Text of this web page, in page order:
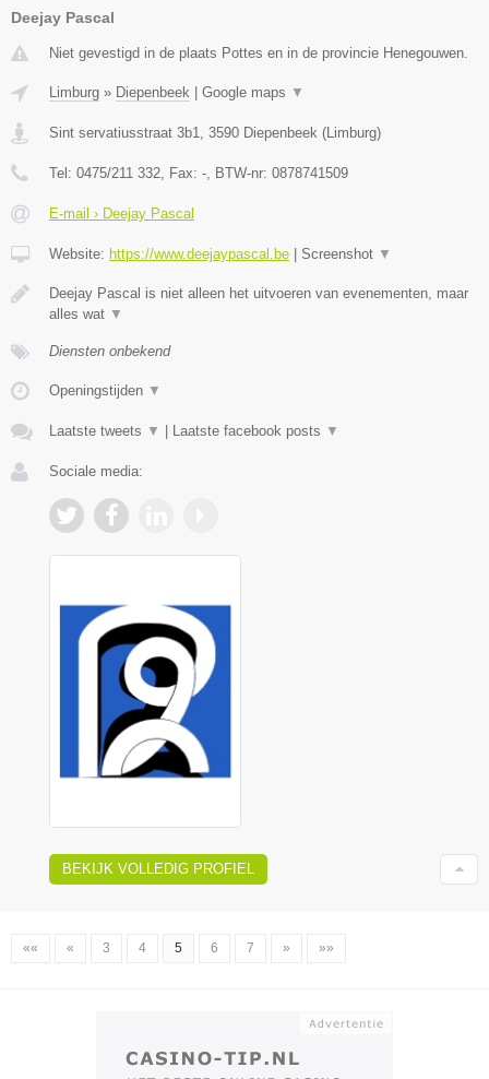
Deejay Pascal
Niet gevestigd in de plaats Pottes en in de provincie Henegouwen.
Limburg » Diepenbeek Google maps ▼
Sint servatiusstraat 3b1, 3590 Diepenbeek (Limburg)
Tel: 0475/211 332, Fax: -, BTW-nr: 0878741509
E-mail › Deejay Pascal
Website: https://www.deejaypascal.be Screenshot ▼
Deejay Pascal is niet alleen het uitvoeren van evenementen, maar
alles wat ▼
Diensten onbekend
Openingstijden ▼
Laatste tweets ▼ Laatste facebook posts ▼
Sociale media:
BEKIJK VOLLEDIG PROFIEL
«« « 3 4 5 6 7 » »»